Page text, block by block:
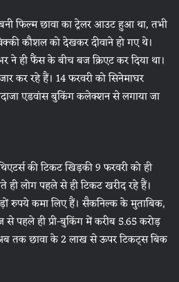
फिल्म छावा का ट्रेलर आउट हुआ था, तभी
कौशल को देखकर दीवाने हो गए थे।
ही फैंस के बीच बज क्रिएट कर दिया था।
कर रहे हैं। 14 फरवरी को सिनेमाघर
एडवांस बुकिंग कलेक्शन से लगाया जा
की टिकट खिड़की 9 फरवरी को ही
लोग पहले से ही टिकट खरीद रहे हैं।
रुपये कमा लिए हैं। सैकनिल्क के मुताबिक,
पहले ही प्री-बुकिंग में करीब 5.65 करोड़
तक छावा के 2 लाख से ऊपर टिकट्स बिक